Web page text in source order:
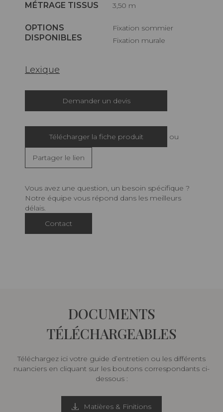
MÉTRAGE TISSUS 3,50 m
OPTIONS
DISPONIBLES
Fixation sommier
Fixation murale
Lexique
Demander un devis
Télécharger la fiche produit ou
Partager le lien
Vous avez une question, un besoin spécifique ?
Notre équipe vous répond dans les meilleurs
délais.
Contact
DOCUMENTS
TÉLÉCHARGEABLES
Téléchargez ici votre guide d’entretien ou les différents
nuanciers en cliquant sur les boutons correspondants ci-
dessous :
Matières & Finitions